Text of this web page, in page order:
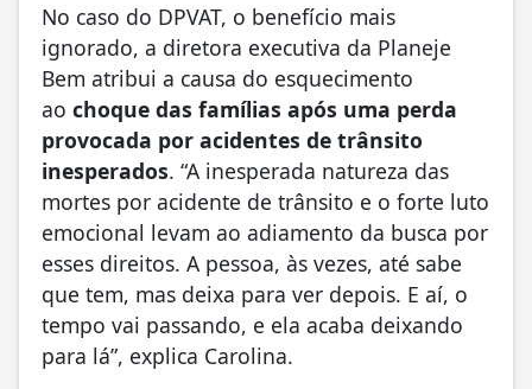
No caso do DPVAT, o benefício mais
ignorado, a diretora executiva da Planeje
Bem atribui a causa do esquecimento
ao choque das famílias após uma perda
provocada por acidentes de trânsito
inesperados. “A inesperada natureza das
mortes por acidente de trânsito e o forte luto
emocional levam ao adiamento da busca por
esses direitos. A pessoa, às vezes, até sabe
que tem, mas deixa para ver depois. E aí, o
tempo vai passando, e ela acaba deixando
para lá”, explica Carolina.